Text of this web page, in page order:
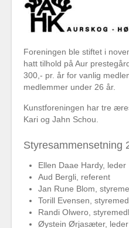
Foreningen ble stiftet i
hatt tilhold på Aur
300,- pr. år for vanlig
medlemmer under 26 år.
Kunstforeningen har tre
Kari og Jahn Schou.
Styresammensetning
Ellen Daae Hardy, leder
Aud Bergli, referent
Jan Rune Blom,
Torill Evensen,
Randi Olwero,
Øystein Ørjasæter, leder